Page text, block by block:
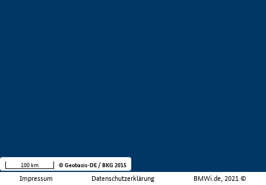
Impressum Datenschutzerklärung BMWi.de, 2021 ©
100 km © Geobasis-DE / BKG 2015